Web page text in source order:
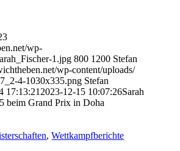
wp-
1.jpg 800 1200 Stefan
wp-content/uploads/
4-1030x335.png Stefan
17:13:21 2023-12-15 10:07:26Sarah
beim Grand Prix in Doha
,Wettkampfberichte